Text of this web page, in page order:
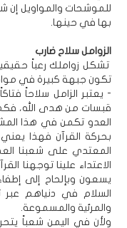
للموشحات والمواويل إن
بها في حينها.
الزوامل سلاح ضارب
تشكل زواملك رعباً
تكون جبهة كبيرة في
- يعتبر الزامل سلاحاً
قبسات من هدى الله،
العدو تكمن في هذا
بحركة القرآن فهذا يعني
المعتدي على شعبنا
الاعتداء علينا توجهنا
يسعون وبإلحاح إلى
السلام في دنياهم عبر
والمرئية والمسموعة.
ولأن في اليمن شعباً